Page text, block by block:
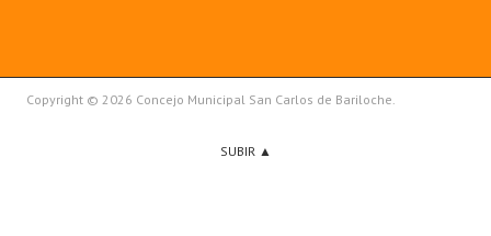
Copyright © 2026 Concejo Municipal San Carlos de Bariloche.
SUBIR ▲